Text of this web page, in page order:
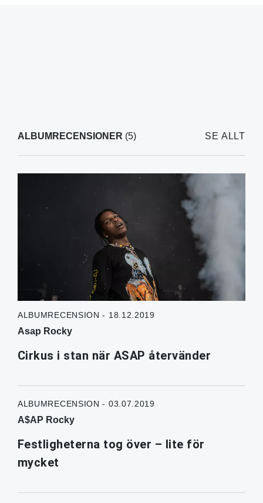
ALBUMRECENSIONER (5) SE ALLT
ALBUMRECENSION - 18.12.2019
Asap Rocky
Cirkus i stan när ASAP återvänder
ALBUMRECENSION - 03.07.2019
A$AP Rocky
Festligheterna tog över – lite för
mycket